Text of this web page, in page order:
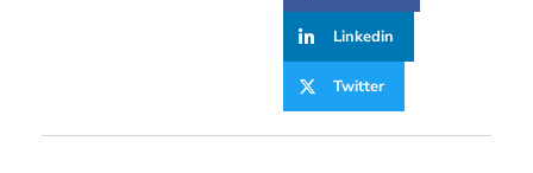
Linkedin
Twitter